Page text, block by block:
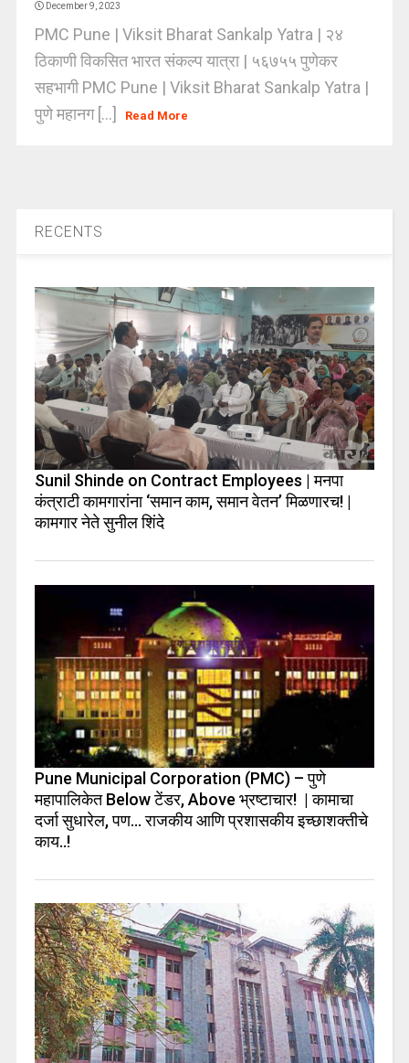
December 9, 2023
PMC Pune | Viksit Bharat Sankalp Yatra | २४
ठिकाणी विकसित भारत संकल्प यात्रा | ५६७५५ पुणेकर
सहभागी PMC Pune | Viksit Bharat Sankalp Yatra |
पुणे महानग [...]
Read More
RECENTS
Sunil Shinde on Contract Employees | मनपा
कंत्राटी कामगारांना ‘समान काम, समान वेतन’ मिळणारच! |
कामगार नेते सुनील शिंदे
Pune Municipal Corporation (PMC) – पुणे
महापालिकेत Below टेंडर, Above भ्रष्टाचार! | कामाचा
दर्जा सुधारेल, पण… राजकीय आणि प्रशासकीय इच्छाशक्तीचे
काय..!